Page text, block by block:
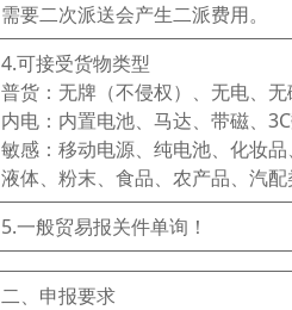
需要二次派送会产生二派费用。
4.可接受货物类型
普货：无牌（不侵权）、无电、无
内电：内置电池、马达、带磁、
敏感：移动电源、纯电池、化妆品
液体、粉末、食品、农产品、汽配
5.一般贸易报关件单询！
二、申报要求